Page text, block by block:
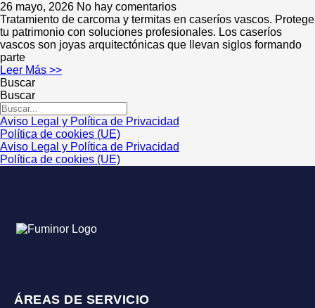
26 mayo, 2026 No hay comentarios
Tratamiento de carcoma y termitas en caseríos vascos. Protege
tu patrimonio con soluciones profesionales. Los caseríos
vascos son joyas arquitectónicas que llevan siglos formando
parte
Leer Más >>
Buscar
Buscar
Aviso Legal y Política de Privacidad
Política de cookies (UE)
Aviso Legal y Política de Privacidad
Política de cookies (UE)
ÁREAS DE SERVICIO